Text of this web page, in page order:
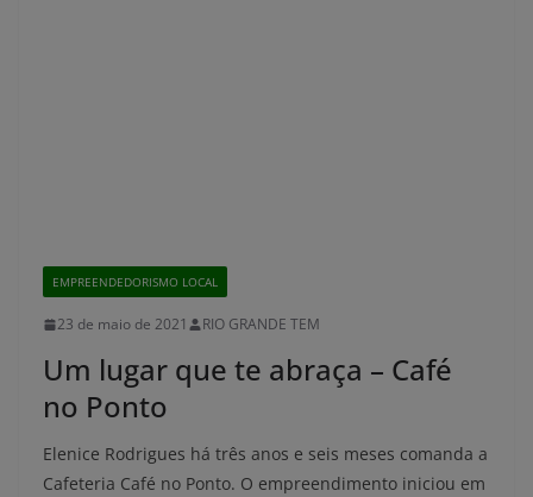
EMPREENDEDORISMO LOCAL
23 de maio de 2021 RIO GRANDE TEM
Um lugar que te abraça – Café
no Ponto
Elenice Rodrigues há três anos e seis meses comanda a
Cafeteria Café no Ponto. O empreendimento iniciou em